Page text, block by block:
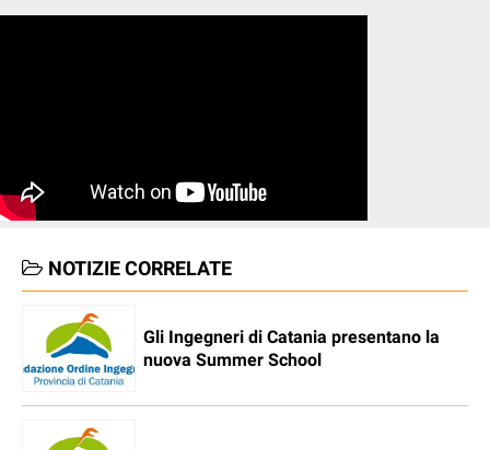
NOTIZIE CORRELATE
Gli Ingegneri di Catania presentano la
nuova Summer School